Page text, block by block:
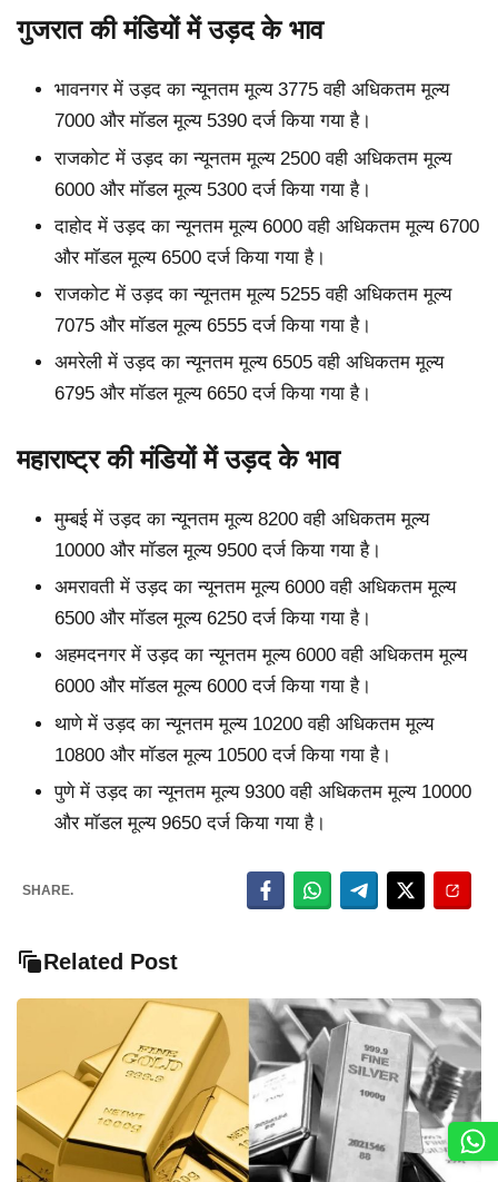
गुजरात की मंडियों में उड़द के भाव
भावनगर में उड़द का न्यूनतम मूल्य 3775 वही अधिकतम मूल्य
7000 और मॉडल मूल्य 5390 दर्ज किया गया है।
राजकोट में उड़द का न्यूनतम मूल्य 2500 वही अधिकतम मूल्य
6000 और मॉडल मूल्य 5300 दर्ज किया गया है।
दाहोद में उड़द का न्यूनतम मूल्य 6000 वही अधिकतम मूल्य 6700
और मॉडल मूल्य 6500 दर्ज किया गया है।
राजकोट में उड़द का न्यूनतम मूल्य 5255 वही अधिकतम मूल्य
7075 और मॉडल मूल्य 6555 दर्ज किया गया है।
अमरेली में उड़द का न्यूनतम मूल्य 6505 वही अधिकतम मूल्य
6795 और मॉडल मूल्य 6650 दर्ज किया गया है।
महाराष्ट्र की मंडियों में उड़द के भाव
मुम्बई में उड़द का न्यूनतम मूल्य 8200 वही अधिकतम मूल्य
10000 और मॉडल मूल्य 9500 दर्ज किया गया है।
अमरावती में उड़द का न्यूनतम मूल्य 6000 वही अधिकतम मूल्य
6500 और मॉडल मूल्य 6250 दर्ज किया गया है।
अहमदनगर में उड़द का न्यूनतम मूल्य 6000 वही अधिकतम मूल्य
6000 और मॉडल मूल्य 6000 दर्ज किया गया है।
थाणे में उड़द का न्यूनतम मूल्य 10200 वही अधिकतम मूल्य
10800 और मॉडल मूल्य 10500 दर्ज किया गया है।
पुणे में उड़द का न्यूनतम मूल्य 9300 वही अधिकतम मूल्य 10000
और मॉडल मूल्य 9650 दर्ज किया गया है।
SHARE.
Related Post